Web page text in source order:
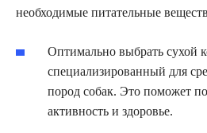
необходимые питательные
Оптимально выбрать сухой
специализированный для
пород собак. Это поможет
активность и здоровье.